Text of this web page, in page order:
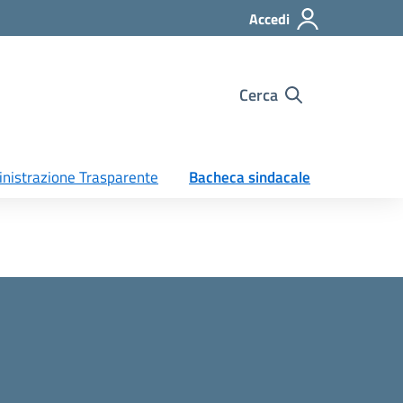
Accedi
Cerca
Trasparente Bacheca sindacale